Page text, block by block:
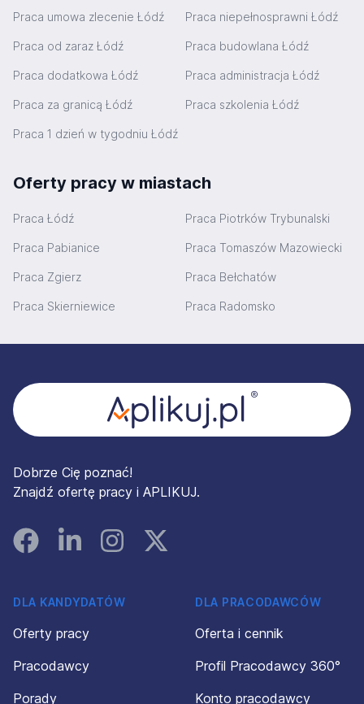
Praca umowa zlecenie Łódź Praca niepełnosprawni Łódź
Praca od zaraz Łódź Praca budowlana Łódź
Praca dodatkowa Łódź Praca administracja Łódź
Praca za granicą Łódź Praca szkolenia Łódź
Praca 1 dzień w tygodniu Łódź
Oferty pracy w miastach
Praca Łódź Praca Piotrków Trybunalski
Praca Pabianice Praca Tomaszów Mazowiecki
Praca Zgierz Praca Bełchatów
Praca Skierniewice Praca Radomsko
Dobrze Cię poznać!
Znajdź ofertę pracy i APLIKUJ.
FacebookLinked InInstagramInstagram
DLA KANDYDATÓW
Oferty pracy
Pracodawcy
Porady
DLA PRACODAWCÓW
Oferta i cennik
Profil Pracodawcy 360°
Konto pracodawcy